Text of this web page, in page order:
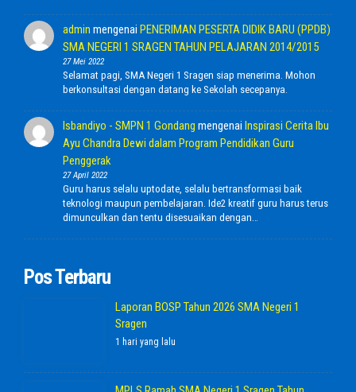
admin mengenai PENERIMAN PESERTA DIDIK BARU (PPDB)
SMA NEGERI 1 SRAGEN TAHUN PELAJARAN 2014/2015
27 Mei 2022
Selamat pagi, SMA Negeri 1 Sragen siap menerima. Mohon
berkonsultasi dengan datang ke Sekolah secepanya.
Isbandiyo - SMPN 1 Gondang mengenai Inspirasi Cerita Ibu
Ayu Chandra Dewi dalam Program Pendidikan Guru
Penggerak
27 April 2022
Guru harus selalu uptodate, selalu bertransformasi baik
teknologi maupun pembelajaran. Ide2 kreatif guru harus terus
dimunculkan dan tentu disesuaikan dengan…
Pos Terbaru
Laporan BOSP Tahun 2026 SMA Negeri 1
Sragen
1 hari yang lalu